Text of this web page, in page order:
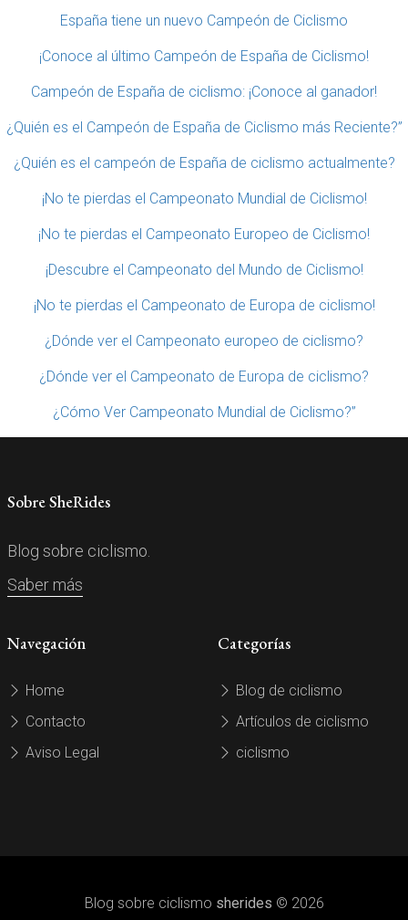
España tiene un nuevo Campeón de Ciclismo
¡Conoce al último Campeón de España de Ciclismo!
Campeón de España de ciclismo: ¡Conoce al ganador!
¿Quién es el Campeón de España de Ciclismo más Reciente?”
¿Quién es el campeón de España de ciclismo actualmente?
¡No te pierdas el Campeonato Mundial de Ciclismo!
¡No te pierdas el Campeonato Europeo de Ciclismo!
¡Descubre el Campeonato del Mundo de Ciclismo!
¡No te pierdas el Campeonato de Europa de ciclismo!
¿Dónde ver el Campeonato europeo de ciclismo?
¿Dónde ver el Campeonato de Europa de ciclismo?
¿Cómo Ver Campeonato Mundial de Ciclismo?”
Sobre SheRides
Blog sobre ciclismo.
Saber más
Navegación
Home
Contacto
Aviso Legal
Categorías
Blog de ciclismo
Artículos de ciclismo
ciclismo
Blog sobre ciclismo sherides © 2026